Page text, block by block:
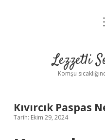
Lezzetli
Komşu
Kıvırcık Paspas
Tarih: Ekim 29, 2024